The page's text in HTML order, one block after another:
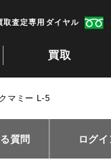
買取
取査定専用ダイヤル
マミー L-5
質問 ログイ